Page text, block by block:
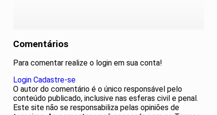
Comentários
Para comentar realize o login em sua conta!
Login Cadastre-se
O autor do comentário é o único responsável pelo
conteúdo publicado, inclusive nas esferas civil e penal.
Este site não se responsabiliza pelas opiniões de